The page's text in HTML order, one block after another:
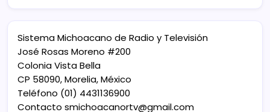
Sistema Michoacano de Radio y Televisión
José Rosas Moreno #200
Colonia Vista Bella
CP 58090, Morelia, México
Teléfono (01) 4431136900
Contacto smichoacanortv@gmail.com